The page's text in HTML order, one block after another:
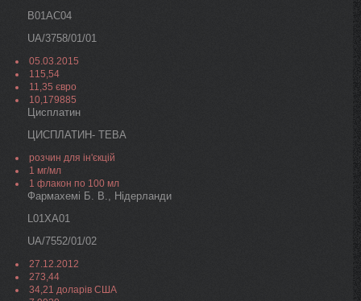
B01AC04
UA/3758/01/01
05.03.2015
115,54
11,35 євро
10,179885
Цисплатин
ЦИСПЛАТИН- ТЕВА
розчин для ін'єкцій
1 мг/мл
1 флакон по 100 мл
Фармахемі Б. В., Нідерланди
L01XA01
UA/7552/01/02
27.12.2012
273,44
34,21 доларів США